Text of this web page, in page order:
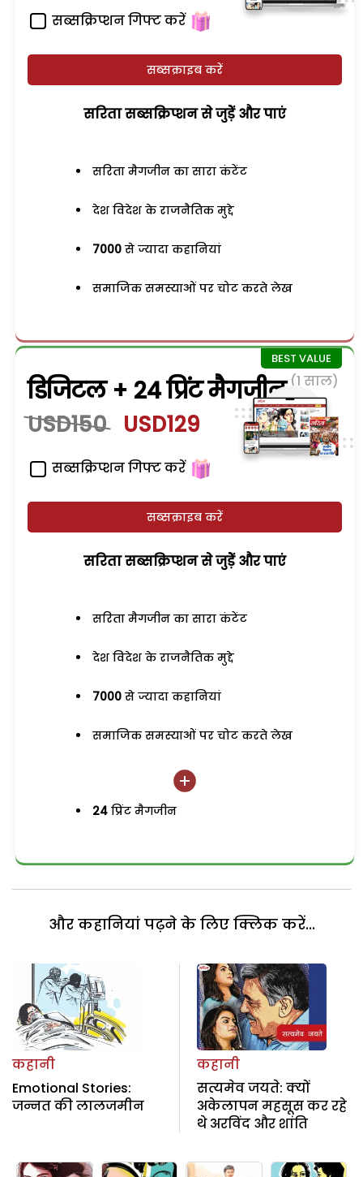
सब्सक्रिप्शन गिफ्ट करें
सब्सक्राइब करें
सरिता सब्सक्रिप्शन से जुड़ेें और पाएं
सरिता मैगजीन का सारा कंटेंट
देश विदेश के राजनैतिक मुद्दे
7000 से ज्यादा कहानियां
समाजिक समस्याओं पर चोट करते लेख
डिजिटल + 24 प्रिंट मैगजीन (1 साल)
USD150 USD129
सब्सक्रिप्शन गिफ्ट करें
सब्सक्राइब करें
सरिता सब्सक्रिप्शन से जुड़ेें और पाएं
सरिता मैगजीन का सारा कंटेंट
देश विदेश के राजनैतिक मुद्दे
7000 से ज्यादा कहानियां
समाजिक समस्याओं पर चोट करते लेख
24 प्रिंट मैगजीन
और कहानियां पढ़ने के लिए क्लिक करें...
कहानी
Emotional Stories:
जन्नत की लालजमीन
कहानी
सत्यमेव जयते: क्यों
अकेलापन महसूस कर रहे
थे अरविंद और शांति